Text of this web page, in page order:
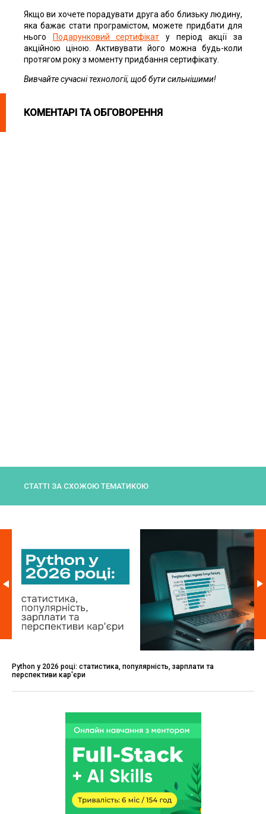
Якщо ви хочете порадувати друга або близьку людину,
яка бажає стати програмістом, можете придбати для
нього
Подарунковий сертифікат у період акції за
акційною ціною. Активувати його можна будь-коли
протягом року з моменту придбання сертифікату.
Вивчайте сучасні технології, щоб бути сильнішими!
КОМЕНТАРІ ТА ОБГОВОРЕННЯ
СТАТТІ ЗА СХОЖОЮ ТЕМАТИКОЮ
Python у 2026 році: статистика, популярність, зарплати та
перспективи кар'єри